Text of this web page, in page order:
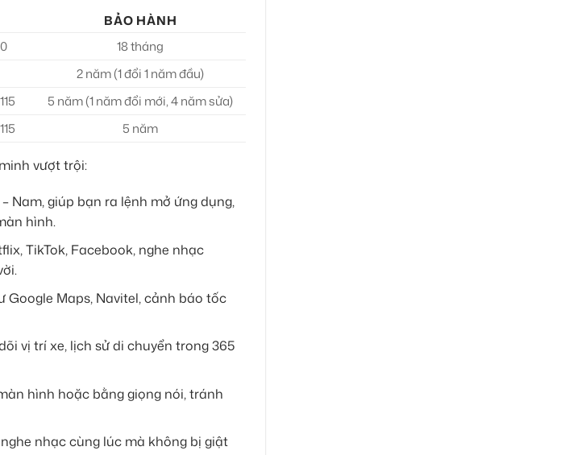
BẢO HÀNH
18 tháng
2 năm (1 đổi 1 năm đầu)
5 năm (1 năm đổi mới, 4 năm sửa)
5 năm
vượt trội:
Nam, giúp bạn ra lệnh mở ứng dụng,
hình.
TikTok, Facebook, nghe nhạc
Maps, Navitel, cảnh báo tốc
vị trí xe, lịch sử di chuyển trong 365
hình hoặc bằng giọng nói, tránh
nhạc cùng lúc mà không bị giật